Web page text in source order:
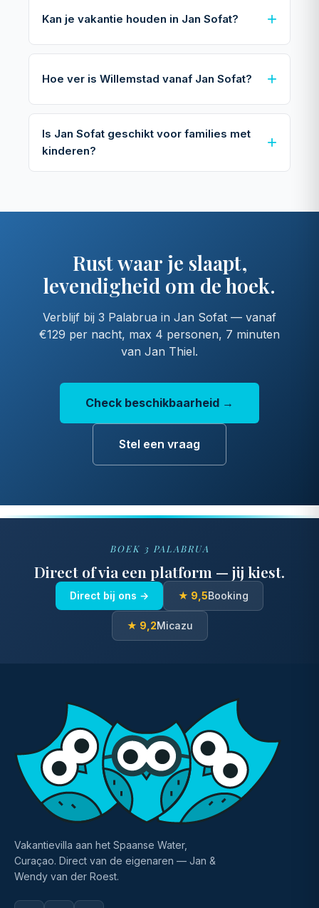
Kan je vakantie houden in Jan Sofat?
Hoe ver is Willemstad vanaf Jan Sofat?
Is Jan Sofat geschikt voor families met
kinderen?
Rust waar je slaapt,
levendigheid om de hoek.
Verblijf bij 3 Palabrua in Jan Sofat — vanaf
€129 per nacht, max 4 personen, 7 minuten
van Jan Thiel.
Check beschikbaarheid →
Stel een vraag
BOEK 3 PALABRUA
Direct of via een platform — jij kiest.
Direct bij ons → ★ 9,5Booking
★ 9,2Micazu
Vakantievilla aan het Spaanse Water,
Curaçao. Direct van de eigenaren — Jan &
Wendy van der Roest.